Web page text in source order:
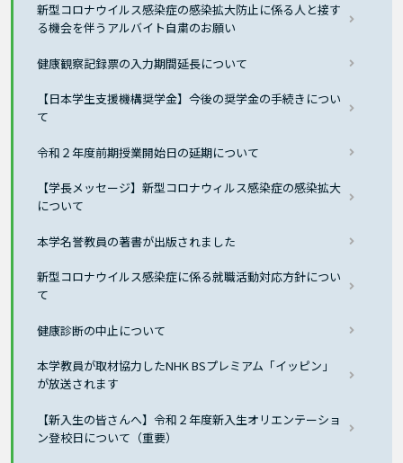
新型コロナウイルス感染症の感染拡大防止に係る人と接す
る機会を伴うアルバイト自粛のお願い
健康観察記録票の入力期間延長について
【日本学生支援機構奨学金】今後の奨学金の手続きについ
て
令和２年度前期授業開始日の延期について
【学長メッセージ】新型コロナウィルス感染症の感染拡大
について
本学名誉教員の著書が出版されました
新型コロナウイルス感染症に係る就職活動対応方針につい
て
健康診断の中止について
本学教員が取材協力したNHK BSプレミアム「イッピン」
が放送されます
【新入生の皆さんへ】令和２年度新入生オリエンテーショ
ン登校日について（重要）